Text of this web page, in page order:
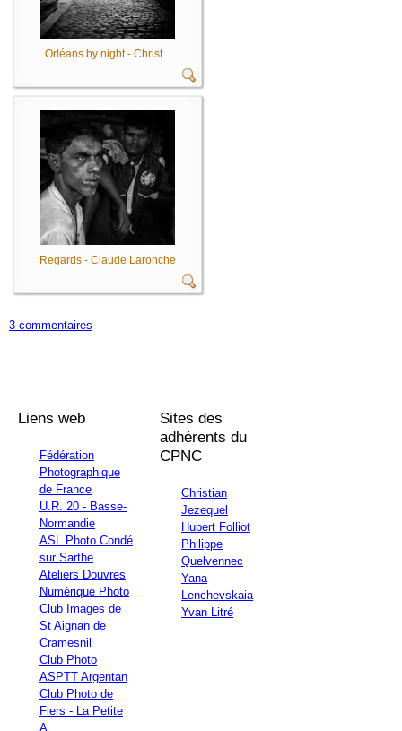
Orléans by night - Christ...
Regards - Claude Laronche
3 commentaires
Liens web
Fédération
Photographique
de France
U.R. 20 - Basse-
Normandie
ASL Photo Condé
sur Sarthe
Ateliers Douvres
Numérique Photo
Club Images de
St Aignan de
Cramesnil
Club Photo
ASPTT Argentan
Club Photo de
Flers - La Petite
A
Sites des
adhérents du
CPNC
Christian
Jezequel
Hubert Folliot
Philippe
Quelvennec
Yana
Lenchevskaia
Yvan Litré